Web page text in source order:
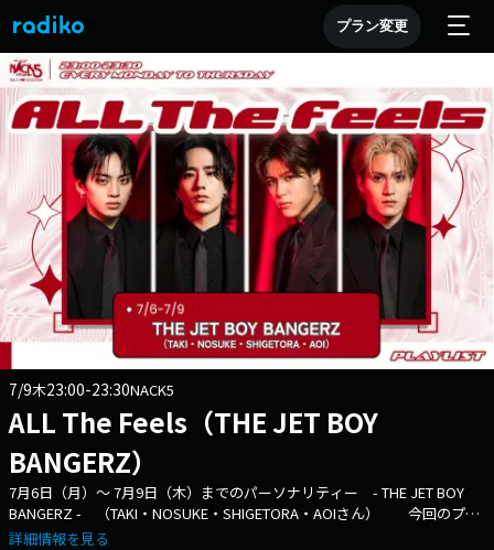
プラン変更
7/9木23:00-23:30NACK5
ALL The Feels（THE JET BOY
BANGERZ）
7月6日（月）～ 7月9日（木）までのパーソナリティー - THE JET BOY
BANGERZ - （TAKI・NOSUKE・SHIGETORA・AOIさん） 今回のプレ
イリストテーマ - FIRST STAGE by NOSUKE - 番組の核となるのは、
詳細情報を見る